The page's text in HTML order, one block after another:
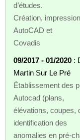
d’études.
Création,
AutoCAD et
Covadis
09/2017 - 01/2020 :
Martin Sur Le Pré
Établissement des
Autocad (plans,
élévations, coupes,
identification des
anomalies en pré-